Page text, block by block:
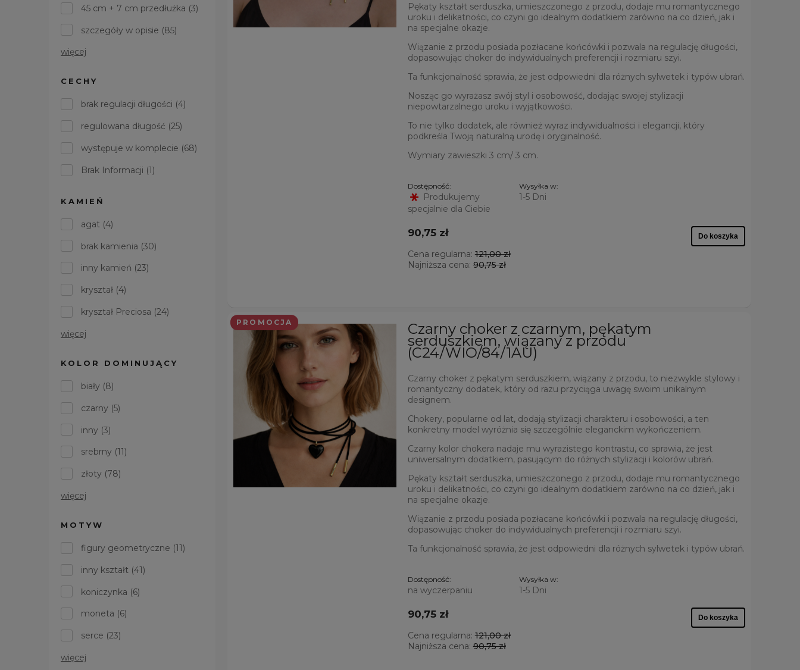
45 cm + 7 cm przedłużka (3)
szczegóły w opisie (85)
więcej
CECHY
brak regulacji długości (4)
regulowana długość (25)
występuje w komplecie (68)
Brak Informacji (1)
KAMIEŃ
agat (4)
brak kamienia (30)
inny kamień (23)
kryształ (4)
kryształ Preciosa (24)
więcej
KOLOR DOMINUJĄCY
biały (8)
czarny (5)
inny (3)
srebrny (11)
złoty (78)
więcej
MOTYW
figury geometryczne (11)
inny kształt (41)
koniczynka (6)
moneta (6)
serce (23)
więcej
Pękaty kształt serduszka, umieszczonego z przodu, dodaje mu romantycznego
uroku i delikatności, co czyni go idealnym dodatkiem zarówno na co dzień, jak i
na specjalne okazje.
Wiązanie z przodu posiada pozłacane końcówki i pozwala na regulację długości,
dopasowując choker do indywidualnych preferencji i rozmiaru szyi.
Ta funkcjonalność sprawia, że jest odpowiedni dla różnych sylwetek i typów ubrań.
Nosząc go wyrażasz swój styl i osobowość, dodając swojej stylizacji
niepowtarzalnego uroku i wyjątkowości.
To nie tylko dodatek, ale również wyraz indywidualności i elegancji, który
podkreśla Twoją naturalną urodę i oryginalność.
Wymiary zawieszki 3 cm/ 3 cm.
Dostępność:
Produkujemy
specjalnie dla Ciebie
Wysyłka w:
1-5 Dni
90,75 zł
Cena regularna:121,00 zł
Najniższa cena:90,75 zł
Do koszyka
Czarny choker z czarnym, pękatym
serduszkiem, wiązany z przodu
(C24/WIO/84/1AU)
Czarny choker z pękatym serduszkiem, wiązany z przodu, to niezwykle stylowy i
romantyczny dodatek, który od razu przyciąga uwagę swoim unikalnym
designem.
Chokery, popularne od lat, dodają stylizacji charakteru i osobowości, a ten
konkretny model wyróżnia się szczególnie eleganckim wykończeniem.
Czarny kolor chokera nadaje mu wyrazistego kontrastu, co sprawia, że jest
uniwersalnym dodatkiem, pasującym do różnych stylizacji i kolorów ubrań.
Pękaty kształt serduszka, umieszczonego z przodu, dodaje mu romantycznego
uroku i delikatności, co czyni go idealnym dodatkiem zarówno na co dzień, jak i
na specjalne okazje.
Wiązanie z przodu posiada pozłacane końcówki i pozwala na regulację długości,
dopasowując choker do indywidualnych preferencji i rozmiaru szyi.
Ta funkcjonalność sprawia, że jest odpowiedni dla różnych sylwetek i typów ubrań.
Dostępność:
na wyczerpaniu
Wysyłka w:
1-5 Dni
90,75 zł
Cena regularna:121,00 zł
Najniższa cena:90,75 zł
Do koszyka
PROMOCJA